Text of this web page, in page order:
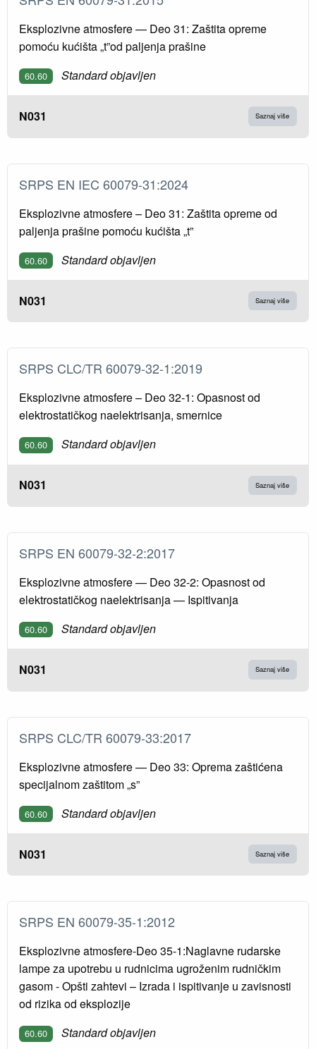
Eksplozivne atmosfere — Deo 31: Zaštita opreme
pomoću kućišta „t”od paljenja prašine
60.60 Standard objavljen
N031 Saznaj više
SRPS EN IEC 60079-31:2024
Eksplozivne atmosfere – Deo 31: Zaštita opreme od
paljenja prašine pomoću kućišta „t”
60.60 Standard objavljen
N031 Saznaj više
SRPS CLC/TR 60079-32-1:2019
Eksplozivne atmosfere – Deo 32-1: Opasnost od
elektrostatičkog naelektrisanja, smernice
60.60 Standard objavljen
N031 Saznaj više
SRPS EN 60079-32-2:2017
Eksplozivne atmosfere — Deo 32-2: Opasnost od
elektrostatičkog naelektrisanja — Ispitivanja
60.60 Standard objavljen
N031 Saznaj više
SRPS CLC/TR 60079-33:2017
Eksplozivne atmosfere — Deo 33: Oprema zaštićena
specijalnom zaštitom „s”
60.60 Standard objavljen
N031 Saznaj više
SRPS EN 60079-35-1:2012
Eksplozivne atmosfere-Deo 35-1:Naglavne rudarske
lampe za upotrebu u rudnicima ugroženim rudničkim
gasom - Opšti zahtevi – Izrada i ispitivanje u zavisnosti
od rizika od eksplozije
60.60 Standard objavljen